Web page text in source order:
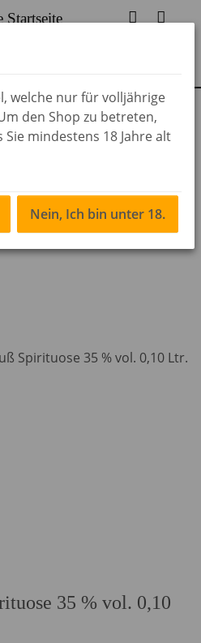
35 % vol. 0,10
welche nur für volljährige
den Shop zu betreten,
mindestens 18 Jahre alt
Nein, Ich bin unter 18.